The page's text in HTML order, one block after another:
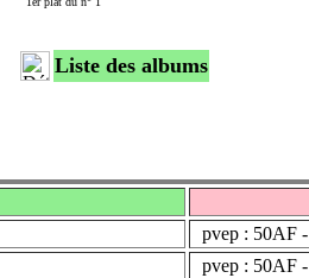
Liste des albums
pvep : 50AF -
pvep : 50AF -